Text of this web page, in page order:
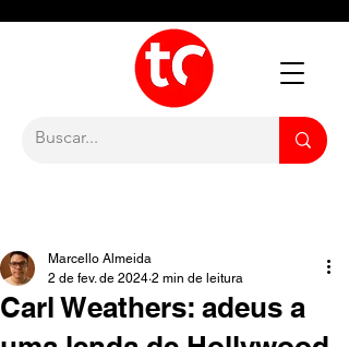
Carl Weathers: adeus a
Marcello Almeida
2 de fev. de 2024 2 min de leitura